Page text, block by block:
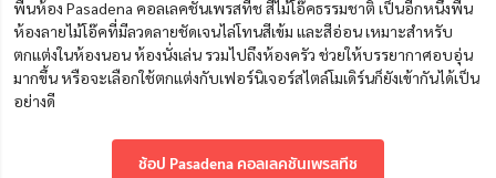
พื้นห้อง Pasadena คอลเลคชันเพรสทีช สีไม้โอ๊คธรรมชาติ เป็นอีกหนึ่งพื้น
ห้องลายไม้โอ๊คที่มีลวดลายชัดเจนไล่โทนสีเข้ม และสีอ่อน เหมาะสำหรับ
ตกแต่งในห้องนอน ห้องนั่งเล่น รวมไปถึงห้องครัว ช่วยให้บรรยากาศอบอุ่น
มากขึ้น หรือจะเลือกใช้ตกแต่งกับเฟอร์นิเจอร์สไตล์โมเดิร์นก็ยังเข้ากันได้เป็น
อย่างดี
ช้อป Pasadena คอลเลคชันเพรสทีช